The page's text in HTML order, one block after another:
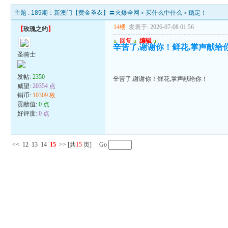
主题 : 189期：新澳门【黄金圣衣】〓火爆全网＜买什么中什么＞稳定！
【玫瑰之约】
圣骑士
发帖:2350
威望:20354 点
铜币: 10309 枚
贡献值:0 点
好评度:0 点
14楼 发表于: 2026-07-08 01:56
u 回复 u 编辑 u
辛苦了,谢谢你！鲜花,掌声献给
辛苦了,谢谢你！鲜花,掌声献给你！
<< 12 13 14 15 >> [共15 页] Go